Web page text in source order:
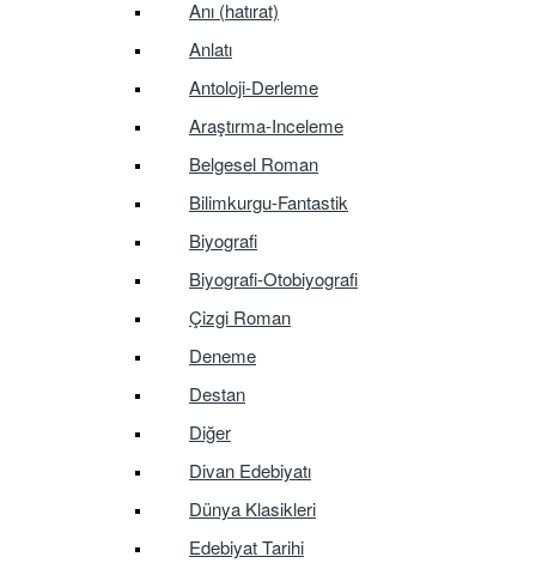
Anı (hatırat)
Anlatı
Antoloji-Derleme
Araştırma-Inceleme
Belgesel Roman
Bilimkurgu-Fantastik
Biyografi
Biyografi-Otobiyografi
Çizgi Roman
Deneme
Destan
Diğer
Divan Edebiyatı
Dünya Klasikleri
Edebiyat Tarihi